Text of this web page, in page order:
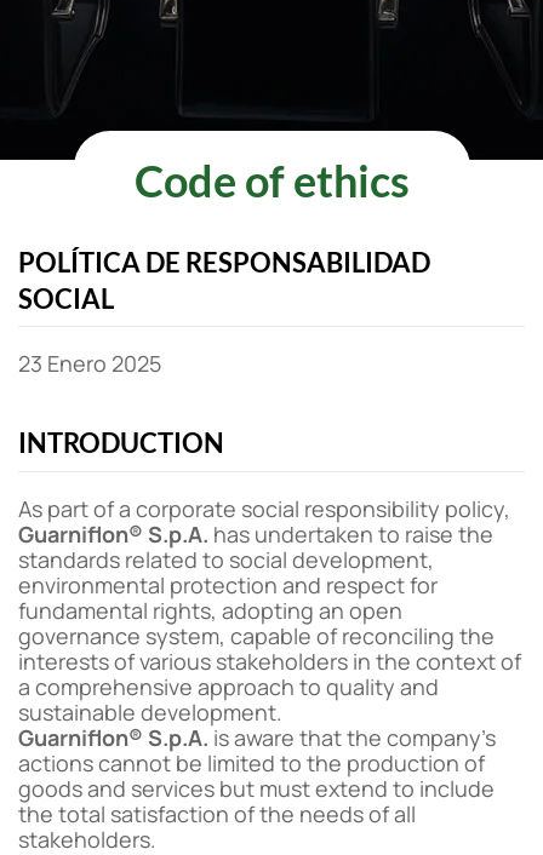
Code of ethics
POLÍTICA DE RESPONSABILIDAD
SOCIAL
23 Enero 2025
INTRODUCTION
As part of a corporate social responsibility policy,
Guarniflon® S.p.A. has undertaken to raise the
standards related to social development,
environmental protection and respect for
fundamental rights, adopting an open
governance system, capable of reconciling the
interests of various stakeholders in the context of
a comprehensive approach to quality and
sustainable development.
Guarniflon® S.p.A. is aware that the company’s
actions cannot be limited to the production of
goods and services but must extend to include
the total satisfaction of the needs of all
stakeholders.